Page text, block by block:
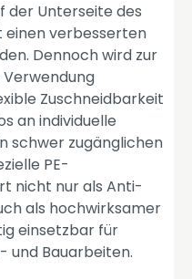
der Unterseite des
einen verbesserten
Dennoch wird zur
Zuschneidbarkeit
an individuelle
schwer zugänglichen
PE-
nicht nur als Anti-
als hochwirksamer
einsetzbar für
und Bauarbeiten.